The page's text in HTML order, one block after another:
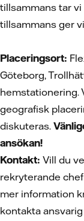
tillsammans tar
tillsammans ger
Placeringsort:
Göteborg,
hemstationering.
geografisk
diskuteras.
ansökan!
Kontakt: Vill du
rekryterande
mer information
kontakta